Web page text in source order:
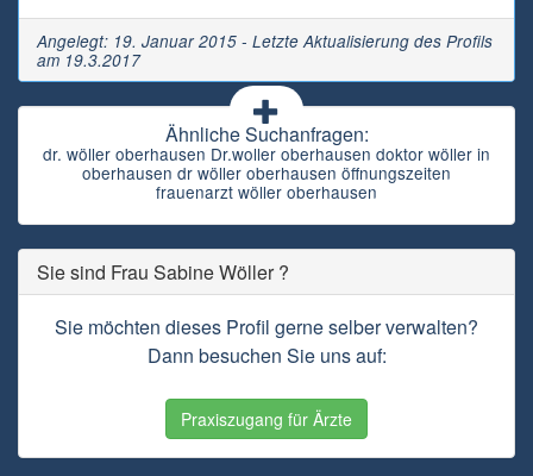
Angelegt: 19. Januar 2015 - Letzte Aktualisierung des Profils
am 19.3.2017
Ähnliche Suchanfragen:
dr. wöller oberhausen Dr.woller oberhausen doktor wöller in
oberhausen dr wöller oberhausen öffnungszeiten
frauenarzt wöller oberhausen
Sie sind Frau Sabine Wöller ?
Sie möchten dieses Profil gerne selber verwalten?
Dann besuchen Sie uns auf:
Praxiszugang für Ärzte